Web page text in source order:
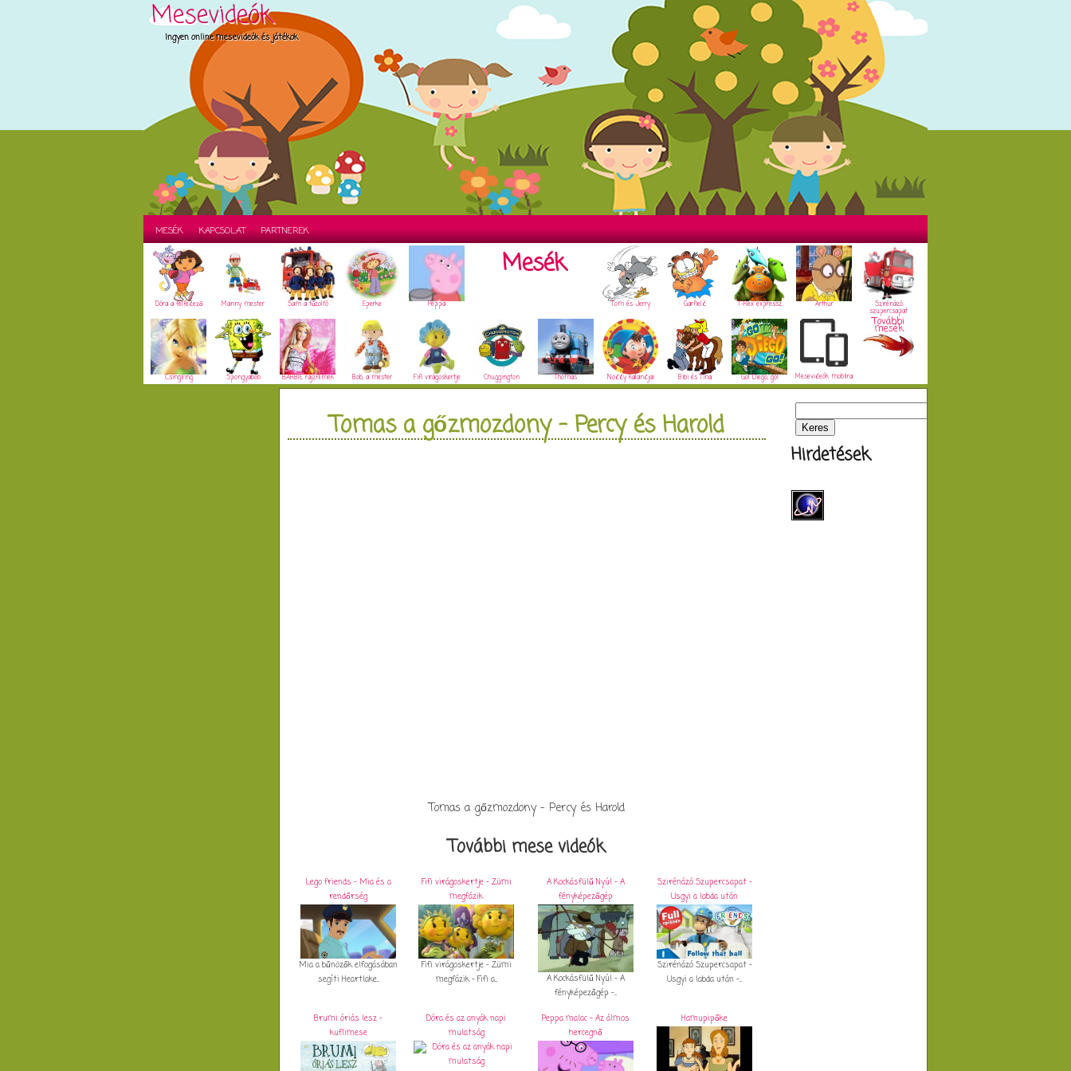
Mesevideók
Ingyen online mesevideók és játékok
MESÉK KAPCSOLAT PARTNEREK
Dóra a felfedező Manny mester Sam a tűzoltó Eperke Peppa
Mesék
Tom és Jerry Garfield T-Rex expressz Arthur Szirénázó
szupercsapat
Csingiling Spongyabob BARBIE rajzfilmek Bob, a mester Fifi virágoskertje Chuggington Thomas Noddy kalandjai Bibi és Tina Go! Diego, go! Mesevideók mobilra
További
mesék
Tomas a gőzmozdony - Percy és Harold
Tomas a gőzmozdony - Percy és Harold
További mese videók
Lego friends - Mia és a
rendőrség
Mia a bűnözők elfogásában
segíti Heartlake...
Fifi virágoskertje - Zümi
megfázik
Fifi virágoskertje - Zümi
megfázik - Fifi a...
A Kockásfülű Nyúl - A
fényképezőgép
A Kockásfülű Nyúl - A
fényképezőgép -...
Szirénázó Szupercsapat -
Usgyi a labda után
Szirénázó Szupercsapat -
Usgyi a labda után -...
Brumi óriás lesz -
kuflimese
Dóra és az anyák napi
mulatság
Peppa malac - Az álmos
hercegnő
Hamupipőke
Hirdetések